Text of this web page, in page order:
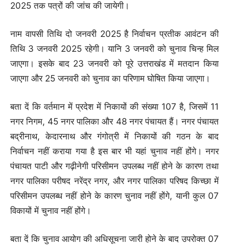
2025 तक पत्रों की जांच की जायेगी।
नाम वापसी तिथि दो जनवरी 2025 है निर्वाचन प्रतीक आवंटन की
तिथि 3 जनवरी 2025 रहेगी। यानि 3 जनवरी को चुनाव चिन्ह मिल
जाएगा। इसके बाद 23 जनवरी को पूरे उत्तराखंड में मतदान किया
जाएगा और 25 जनवरी को चुनाव का परिणाम घोषित किया जाएगा।
बता दें कि वर्तमान में प्रदेश में निकायों की संख्या 107 है, जिसमें 11
नगर निगम, 45 नगर पालिका और 48 नगर पंचायत हैं। नगर पंचायत
बद्रीनाथ, केदारनाथ और गंगोत्री में निकायों की गठन के बाद
निर्वाचन नहीं कराया गया है इस बार भी यहां चुनाव नहीं होंगे। नगर
पंचायत पाटी और गढ़ीनेगी परिसीमन उपलब्ध नहीं होने के कारण तथा
नगर पालिका परीषद नरेंद्र नगर, और नगर पालिका परिषद किच्छा में
परिसीमन उपलब्ध नहीं होने के कारण चुनाव नहीं होंगे, यानी कुल 07
विकायों में चुनाव नहीं होंगे।
बता दें कि चुनाव आयोग की अधिसूचना जारी होने के बाद उपरोक्त 07